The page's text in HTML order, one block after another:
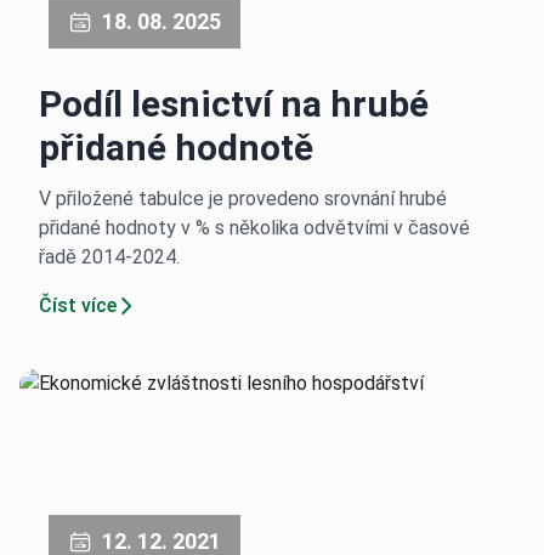
18. 08. 2025
Podíl lesnictví na hrubé
přidané hodnotě
V přiložené tabulce je provedeno srovnání hrubé
přidané hodnoty v % s několika odvětvími v časové
řadě 2014-2024.
Číst více
12. 12. 2021